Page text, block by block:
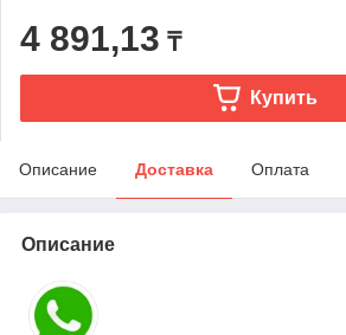
4 891,13 ₸
Купить
Описание Доставка Оплата
Описание